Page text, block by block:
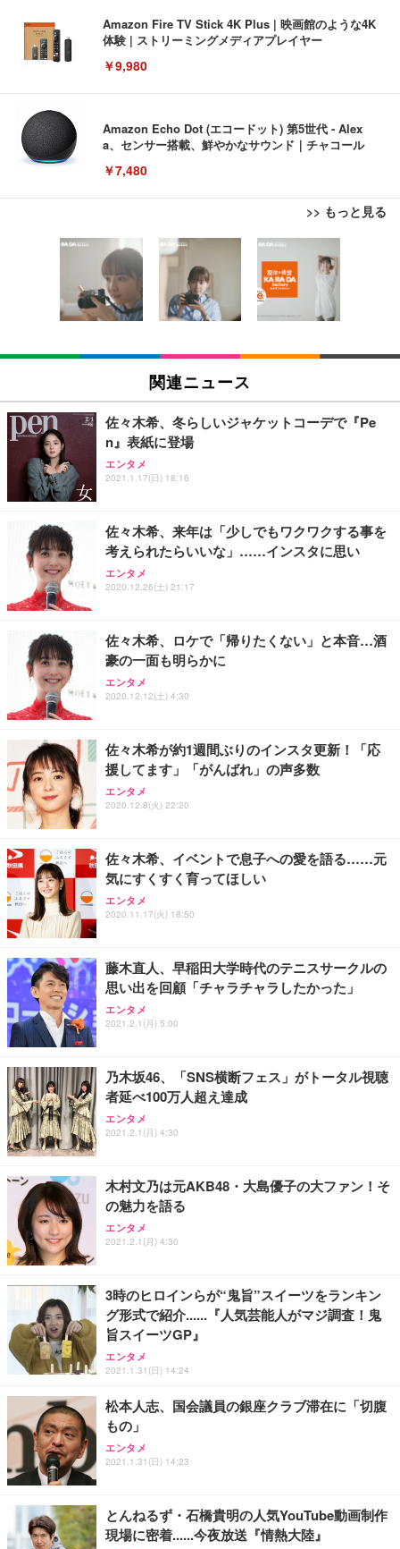
Amazon Fire TV Stick 4K Plus | 映画館のような4K
体験 | ストリーミングメディアプレイヤー
￥9,980
Amazon Echo Dot (エコードット) 第5世代 - Alex
a、センサー搭載、鮮やかなサウンド｜チャコール
￥7,480
>> もっと見る
[EdoErgo] オフィスチェア 椅子 テレワーク 疲れな
い 跳ね上げ式アームレスト コンパクト 約105度ロッ
キング pc 事務椅子 360度回転 座面昇降 強化ナイロ
ン樹脂ベース 通気性メッシュ 在宅ワーク H-WY01
(黒網+黒枠+黒足)
￥5,699
SIHOO B100 オフィスチェア／デスクチェア メッシ
ュチェア 人間工学 疲れない ブラック
￥27,999
Sezlife オフィスチェア デスクチェア 疲れない テレ
ワーク チェア 強化バックレスト 30度ロッキング機
能 人間工学 椅子 腰サポート 90度跳ね上げ式アーム
務用 おしゃれ パソコンチェア (ブラック)
Sezlife オフィスチェア デスクチェア 疲れない テレ
ワーク チェア 強化バックレスト 30度ロッキング機
能 人間工学 椅子 腰サポート 90度跳ね上げ式アーム
務用 おしゃれ パソコンチェア (ホワイト)
ANDWINT オフィスチェア デスクチェア 肘なし メ
ッシュ 通気性 ランバーサポート付き 腰サポート ガ
ス圧無段階昇降 360度回転 キャスター付き コンパク
EIZO ビジネス向けプレミアムモニター | FlexScan
EV3240X-WT | 31.5型4K UHD・USB Type-C・ホワ
イト
￥105,595
EIZO ビジネス向けプレミアムモニター | FlexScan
【純正品】27"ゲーミングモニター DualSense 充電
フック付き（CFI-ZDM1J）
【整備済み品】Dell E2724HS 27インチ 液晶モニタ
ー フルHD（1920×1080）VA 非光沢 HDMI/DisplayP
ort/VGA スピーカー内蔵 高さ調整 スイベル VESA対
【MiniLED/24.5inch/280Hz/FHD】GRAPHT THE S
HOOTER Gaming Monitor 24” Essential ゲーミン
グモニター QD 24.5インチ 1ms FHD 量子ドット 残
Amazonベーシック ペットシーツ 薄型 レギュラー 1
回使い捨て 無香料 ホワイト 300枚
￥3,373
Amazonベーシック ペットシーツ 厚型 ワイド 42枚
x2袋(84枚) ホワイト(吸収面:ライトブルー)
￥3,234
ネオ・ルーライフ ネオ・オムツ L 中型犬用 26枚入
り 単品
Smart Basic(スマートベーシック) 【Amazon.co.jp
限定】 Smart Basic アイリスオーヤマ ペットシーツ
超厚型 お徳用 ワイド 100枚入 (x 1) (ケース販売)
アイリスオーヤマ ペットシーツ 超厚型 お徳用 レギ
ュラー 200枚入【Amazon.co.jp限定】
関連ニュース
佐々木希、冬らしいジャケットコーデで『Pe
n』表紙に登場
エンタメ
2021.1.17(日) 18:16
佐々木希、来年は「少しでもワクワクする事を
考えられたらいいな」……インスタに思い
エンタメ
2020.12.26(土) 21:17
佐々木希、ロケで「帰りたくない」と本音…酒
豪の一面も明らかに
エンタメ
2020.12.12(土) 4:30
佐々木希が約1週間ぶりのインスタ更新！「応
援してます」「がんばれ」の声多数
エンタメ
2020.12.8(火) 22:20
佐々木希、イベントで息子への愛を語る……元
気にすくすく育ってほしい
エンタメ
2020.11.17(火) 18:50
藤木直人、早稲田大学時代のテニスサークルの
思い出を回顧「チャラチャラしたかった」
エンタメ
2021.2.1(月) 5:00
乃木坂46、「SNS横断フェス」がトータル視聴
者延べ100万人超え達成
エンタメ
2021.2.1(月) 4:30
木村文乃は元AKB48・大島優子の大ファン！そ
の魅力を語る
エンタメ
2021.2.1(月) 4:30
3時のヒロインらが“鬼旨”スイーツをランキン
グ形式で紹介......『人気芸能人がマジ調査！鬼
旨スイーツGP』
エンタメ
2021.1.31(日) 14:24
松本人志、国会議員の銀座クラブ滞在に「切腹
もの」
エンタメ
2021.1.31(日) 14:23
とんねるず・石橋貴明の人気YouTube動画制作
現場に密着......今夜放送『情熱大陸』